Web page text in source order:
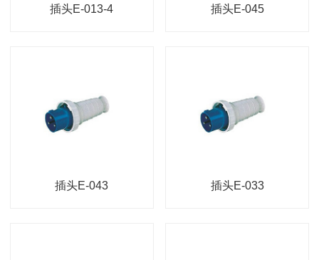
插头E-013-4 插头E-045
插头E-043 插头E-033